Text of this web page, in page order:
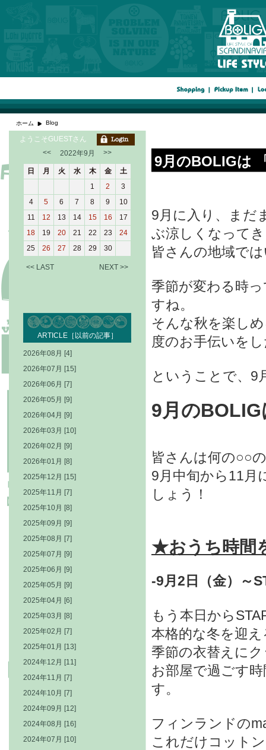
ホーム Blog
9月のBOLIGは
9月に入り、まだ
ぶ涼しくなって
皆さんの地域で
季節が変わる時
すね。
そんな秋を楽し
度のお手伝いを
ということで、9
9月のBOLIG
皆さんは何の○○
9月中旬から11月
しょう！
★おうち時間
-9月2日（金）～
もう本日から
本格的な冬を迎
季節の衣替えに
お部屋で過ごす
す。
フィンランドの
これだけコット
ようこそGUESTさん
<<
2022年9月 >>
日 月 火 水 木 金
土
1
2
3
4
5 6 7 8 9
10
11
12 13 14 15 16
17
18
19 20 21 22 23
24
25
26 27 28 29 30
<< LAST NEXT >>
ARTICLE［以前の記事］
2026年08月 [4]
2026年07月 [15]
2026年06月 [7]
2026年05月 [9]
2026年04月 [9]
2026年03月 [10]
2026年02月 [9]
2026年01月 [8]
2025年12月 [15]
2025年11月 [7]
2025年10月 [8]
2025年09月 [9]
2025年08月 [7]
2025年07月 [9]
2025年06月 [9]
2025年05月 [9]
2025年04月 [6]
2025年03月 [8]
2025年02月 [7]
2025年01月 [13]
2024年12月 [11]
2024年11月 [7]
2024年10月 [7]
2024年09月 [12]
2024年08月 [16]
2024年07月 [10]